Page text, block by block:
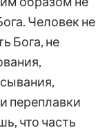
Человек не
Бога, не
переплавки
что часть